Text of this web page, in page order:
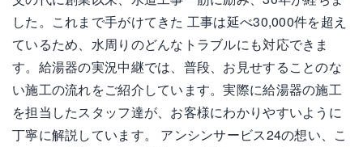
した。これまで手がけてきた 工事は延べ30,000件を超え
ているため、水周りのどんなトラブルにも対応できま
す。給湯器の実況中継では、普段、お見せすることのな
い施工の流れをご紹介しています。実際に給湯器の施工
を担当したスタッフ達が、お客様にわかりやすいように
丁寧に解説しています。 アンシンサービス24の想い、こ